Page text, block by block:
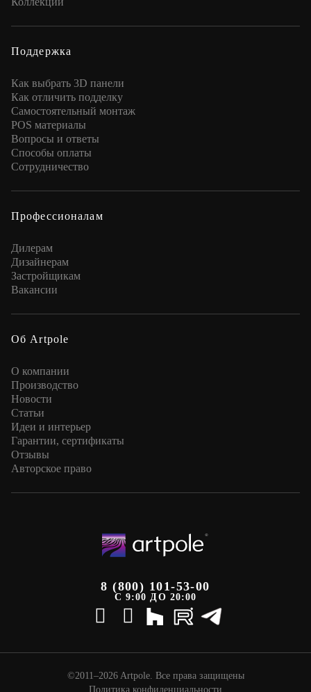
Поддержка
Как выбрать 3D панели
Как отличить подделку
Самостоятельный монтаж
POS материалы
Вопросы и ответы
Способы оплаты
Сотрудничество
Профессионалам
Дилерам
Дизайнерам
Застройщикам
Вакансии
Об Artpole
О компании
Производство
Новости
Статьи
Идеи и интерьер
Гарантии, сертификаты
Отзывы
Авторское право
8 (800) 101-53-00
С 9:00 ДО 20:00
©2011–2026 Artpole. Все права защищены
Политика конфиденциальности